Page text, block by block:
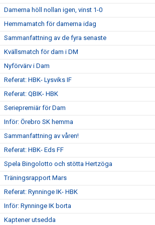
Damerna höll nollan igen, vinst 1-0
Hemmamatch för damerna idag
Sammanfattning av de fyra senaste
Kvällsmatch för dam i DM
Nyförvärv i Dam
Referat: HBK- Lysviks IF
Referat: QBIK- HBK
Seriepremiär för Dam
Inför: Örebro SK hemma
Sammanfattning av våren!
Referat: HBK- Eds FF
Spela Bingolotto och stötta Hertzöga
Träningsrapport Mars
Referat: Rynninge IK- HBK
Inför: Rynninge IK borta
Kaptener utsedda